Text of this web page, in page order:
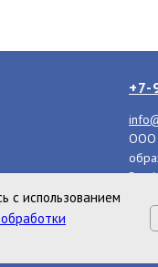
с использованием
+7-
ООО
Рег.
г.